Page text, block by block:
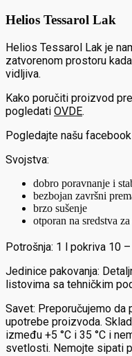
Helios Tessarol Lak
Helios Tessarol Lak je
zatvorenom prostoru
vidljiva.
Kako poručiti proizvod
pogledati OVDE.
Pogledajte našu
Svojstva:
dobro poravnanje i
bezbojan završni
brzo sušenje
otporan na sredstva
Potrošnja: 1 l pokriva 10
Jedinice pakovanja:
listovima sa tehničkim
Savet: Preporučujemo
upotrebe proizvoda.
između +5 °C i 35 °C i
svetlosti. Nemojte sipati